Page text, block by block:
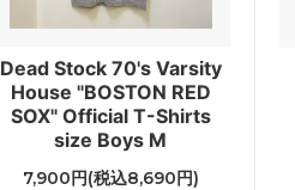
Dead Stock 70's Varsity
House "BOSTON RED
SOX" Official T-Shirts
size Boys M
7,900円(税込8,690円)